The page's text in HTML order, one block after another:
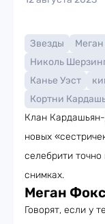
Звезды
Николь
Канье Уэст
Кортни
Клан
новых
селебрити
снимках.
Меган Фокс
Говорят, если у